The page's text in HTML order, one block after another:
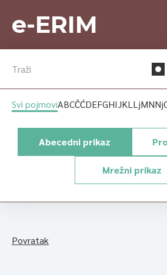
e-ERIM
Povratak
Svi pojmoviABCČĆDEFGHIJKL LjMNNj
Abecedni prikaz
Mrežni prikaz